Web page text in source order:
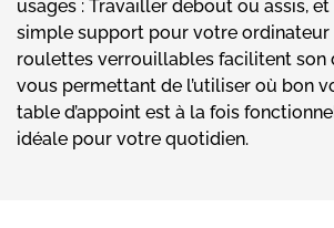
usages : Travailler debout ou assis,
simple support pour votre ordinateur
roulettes verrouillables facilitent son
vous permettant de l’utiliser où bon
table d’appoint est à la fois
idéale pour votre quotidien.